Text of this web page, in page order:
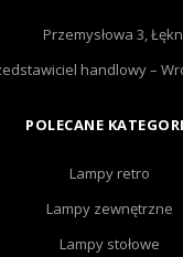
Przemysłowa 3,
handlowy –
POLECANE
Lampy retro
Lampy zewnętrzne
Lampy stołowe